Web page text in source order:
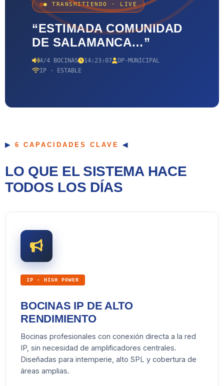
● TRANSMITIENDO · LIVE
“ESTIMADA COMUNIDAD
DE SALAMANCA…”
4/4 BOCINAS 14:23:07
OP-MUNICIPAL
IP · ESTABLE
6 CAPACIDADES CLAVE
LO QUE EL SISTEMA HACE
TODOS LOS DÍAS
IP · HIGH POWER
BOCINAS IP DE ALTO
RENDIMIENTO
Bocinas profesionales con conexión directa a la red
IP, sin necesidad de amplificadores centrales.
Diseñadas para intemperie, alto SPL y cobertura de
áreas amplias.